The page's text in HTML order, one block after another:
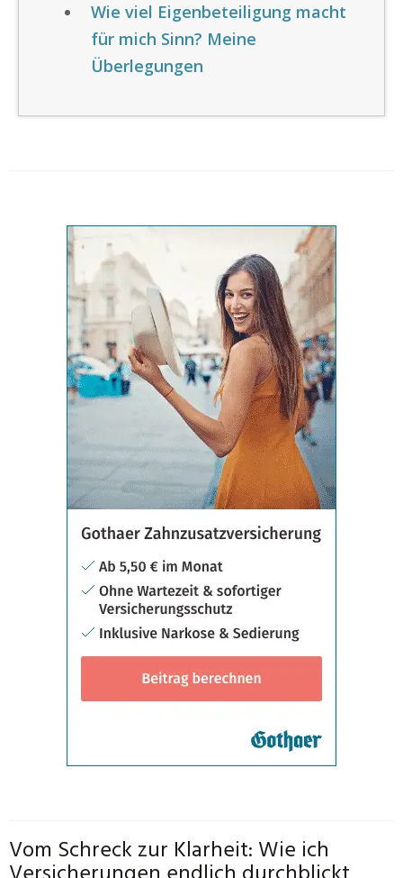
Wie viel Eigenbeteiligung macht
für mich Sinn? Meine
Überlegungen
Vom Schreck zur Klarheit: Wie ich